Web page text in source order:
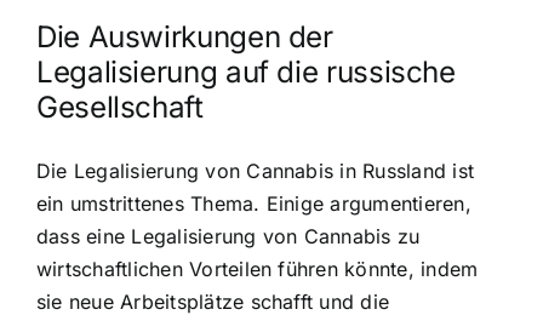
Die Auswirkungen der
Legalisierung auf die russische
Gesellschaft
Die Legalisierung von Cannabis in Russland ist
ein umstrittenes Thema. Einige argumentieren,
dass eine Legalisierung von Cannabis zu
wirtschaftlichen Vorteilen führen könnte, indem
sie neue Arbeitsplätze schafft und die